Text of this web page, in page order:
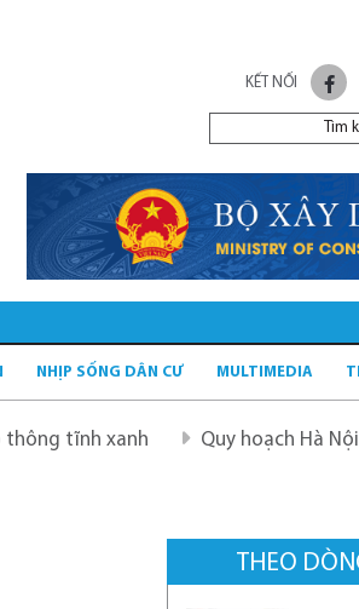
KẾT NỐI
NHỊP SỐNG DÂN CƯ MULTIMEDIA
xanh Quy hoạch Hà Nội tầm nhìn
THEO